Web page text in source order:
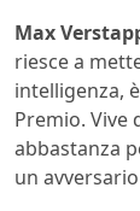
Max
riesce a
intelligenza,
Premio. Vive
abbastanza
un